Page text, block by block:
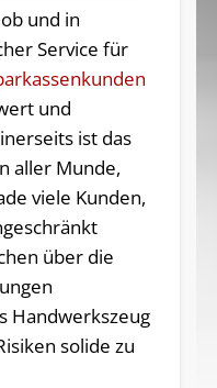
und in
Service für
und
ist das
aller Munde,
viele Kunden,
über die
Handwerkszeug
solide zu